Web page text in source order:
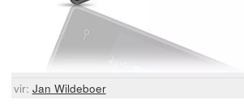
vir: Jan Wildeboer